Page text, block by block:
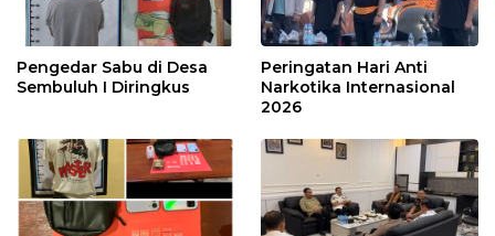
Pengedar Sabu di Desa
Sembuluh I Diringkus
Peringatan Hari Anti
Narkotika Internasional
2026